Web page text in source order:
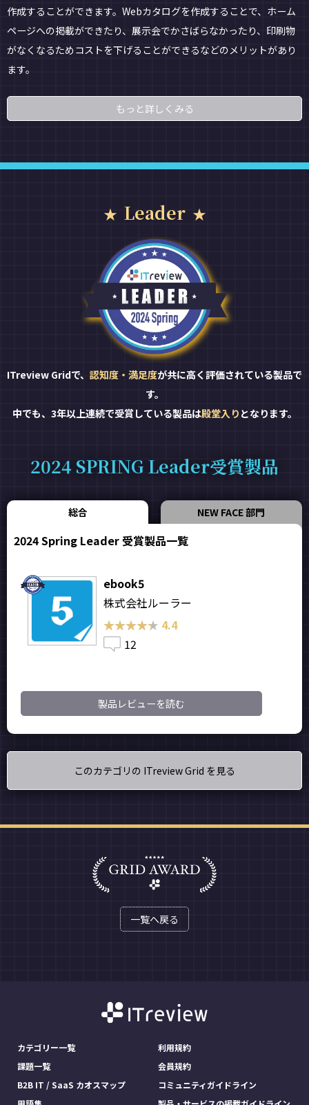
作成することができます。Webカタログを作成することで、ホーム
ページへの掲載ができたり、展示会でかさばらなかったり、印刷物
がなくなるためコストを下げることができるなどのメリットがあり
ます。
もっと詳しくみる
Leader
ITreview Gridで、 認知度・満足度が共に高く評価されている製品で
す。
中でも、3年以上連続で受賞している製品は殿堂入り となります。
2024 SPRING Leader受賞製品
総合 NEW FACE 部門
2024 Spring Leader 受賞製品一覧
ebook5
株式会社ルーラー
★★★★★
★★★★★ 4.4
12
製品レビューを読む
このカテゴリの ITreview Grid を見る
一覧へ戻る
カテゴリー一覧
課題一覧
B2B IT / SaaS カオスマップ
利用規約
会員規約
コミュニティガイドライン